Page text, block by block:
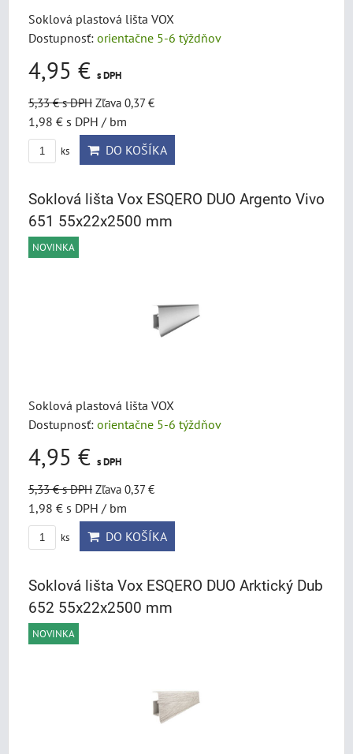
Soklová plastová lišta VOX
Dostupnosť: orientačne 5-6 týždňov
4,95 € s DPH
5,33 €s DPH Zľava 0,37 €
1,98 € s DPH / bm
ks DO KOŠÍKA
Soklová lišta Vox ESQERO DUO Argento Vivo
651 55x22x2500 mm
NOVINKA
Soklová plastová lišta VOX
Dostupnosť: orientačne 5-6 týždňov
4,95 € s DPH
5,33 €s DPH Zľava 0,37 €
1,98 € s DPH / bm
ks DO KOŠÍKA
Soklová lišta Vox ESQERO DUO Arktický Dub
652 55x22x2500 mm
NOVINKA